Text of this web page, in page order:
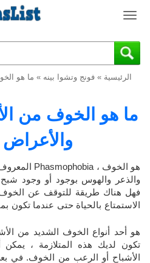
T
g
g
v
t
i
o
الرئيسية » فونج وتشوا بينه » ما هو
ما هو الخوف من
والأعراض
والذعر والهوس بوجود أو وجود
فهل هناك طريقة للتوقف عن
الاستمتاع بالحياة حتى عندما تكون
تكون لديك هذه المتلازمة ، يمكن
الأشباح أو الرعب من الخوف. في